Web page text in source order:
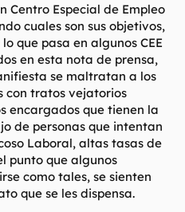
Centro Especial de Empleo
cuales son sus objetivos,
que pasa en algunos CEE
en esta nota de prensa,
se maltratan a los
tratos vejatorios
encargados que tienen la
de personas que intentan
Laboral, altas tasas de
punto que algunos
como tales, se sienten
que se les dispensa.